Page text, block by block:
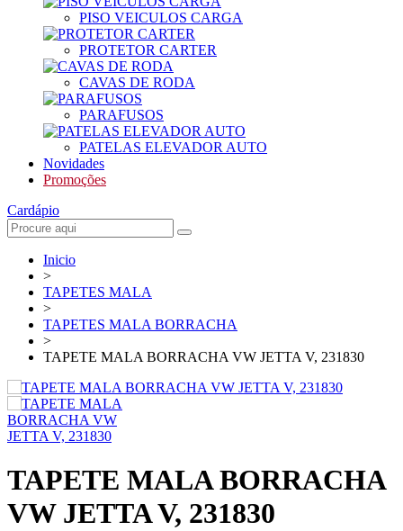
PISO VEICULOS CARGA
PROTETOR CARTER
CAVAS DE RODA
PARAFUSOS
PATELAS ELEVADOR AUTO
Novidades
Promoções
Cardápio
Inicio
>
TAPETES MALA
>
TAPETES MALA BORRACHA
>
TAPETE MALA BORRACHA VW JETTA V, 231830
TAPETE MALA BORRACHA
VW JETTA V, 231830